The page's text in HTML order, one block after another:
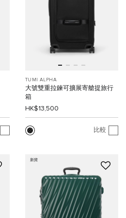
TUMI ALPHA
大號雙重拉鍊可擴展寄艙提旅行
箱
HK$13,500
比較
新貨